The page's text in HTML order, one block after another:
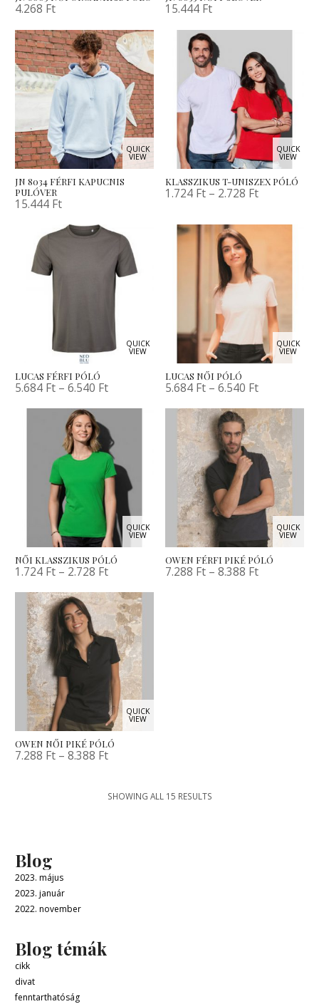
4.268 Ft 15.444 Ft
QUICK
VIEW
JN 8034 FÉRFI KAPUCNIS
PULÓVER
15.444 Ft
QUICK
VIEW
KLASSZIKUS T-UNISZEX PÓLÓ
1.724 Ft – 2.728 Ft
QUICK
VIEW
LUCAS FÉRFI PÓLÓ
5.684 Ft –6.540 Ft
QUICK
VIEW
LUCAS NŐI PÓLÓ
5.684 Ft –6.540 Ft
QUICK
VIEW
NŐI KLASSZIKUS PÓLÓ
1.724 Ft – 2.728 Ft
QUICK
VIEW
OWEN FÉRFI PIKÉ PÓLÓ
7.288 Ft –8.388 Ft
QUICK
VIEW
OWEN NŐI PIKÉ PÓLÓ
7.288 Ft –8.388 Ft
SHOWING ALL 15 RESULTS
Blog
2023. május
2023. január
2022. november
Blog témák
cikk
divat
fenntarthatóság